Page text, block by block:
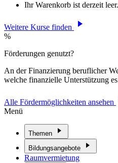
Ihr Warenkorb ist derzeit
Weitere Kurse finden
%
Förderungen genutzt?
An der Finanzierung beruflicher
welche finanzielle Unterstützung
Alle Fördermöglichkeiten ansehen
Menü
Themen
Bildungsangebote
Raumvermietung